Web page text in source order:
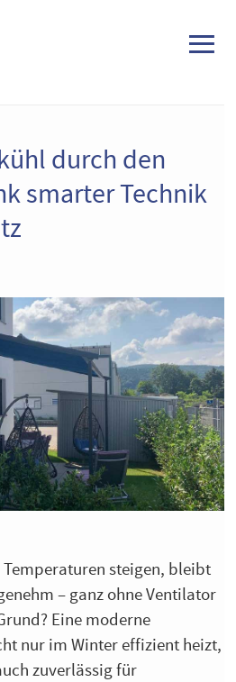
≡
durch den
smarter Technik
steigen, bleibt
– ganz ohne Ventilator
Eine moderne
nur im Winter effizient heizt,
zuverlässig für